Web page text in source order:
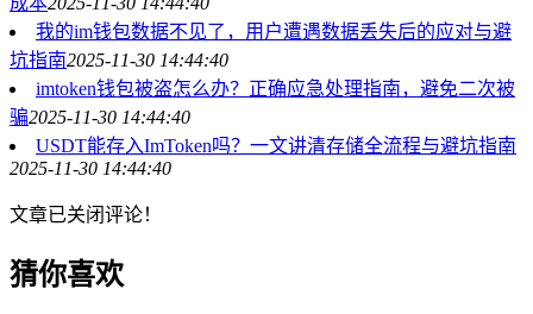
我的im钱包数据不见了，用户遭遇数据丢失后的应对与避
坑指南2025-11-30 14:44:40
imtoken钱包被盗怎么办？正确应急处理指南，避免二次被
骗2025-11-30 14:44:40
USDT能存入ImToken吗？一文讲清存储全流程与避坑指南
2025-11-30 14:44:40
文章已关闭评论！
猜你喜欢